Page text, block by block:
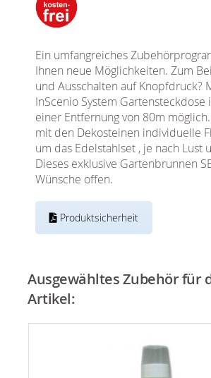
Ein umfangreiches
Ihnen neue Möglichkeiten. Zum
und Ausschalten auf Knopfdruck?
InScenio System Gartensteckdose
einer Entfernung von 80m
mit den Dekosteinen individuelle
um das Edelstahlset , je nach Lust
Dieses exklusive Gartenbrunnen
Wünsche offen.
Produktsicherheit
Ausgewähltes Zubehör für
Artikel: